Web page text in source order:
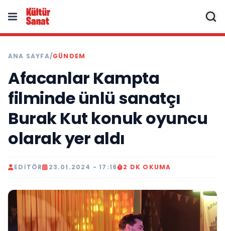
ANA SAYFA/GÜNDEM
Afacanlar Kampta
filminde ünlü sanatçı
Burak Kut konuk oyuncu
olarak yer aldı
EDITÖR 23.01.2024 - 17:18 2 DK OKUMA